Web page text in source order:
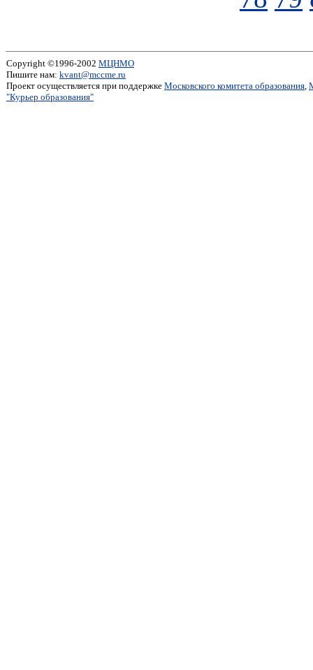
Copyright ©1996-2002 МЦНМО
Пишите нам: kvant@mccme.ru
Проект осуществляется при поддержке Московского комитета образования,
"Курьер образования"